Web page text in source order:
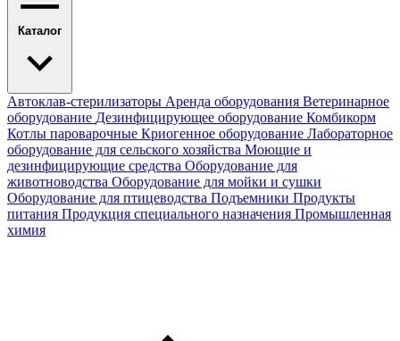
Каталог
Автоклав-стерилизаторы Аренда оборудования Ветеринарное
оборудование Дезинфицирующее оборудование Комбикорм
Котлы пароварочные Криогенное оборудование Лабораторное
оборудование для сельского хозяйства Моющие и
дезинфицирующие средства Оборудование для
животноводства Оборудование для мойки и сушки
Оборудование для птицеводства Подъемники Продукты
питания Продукция специального назначения Промышленная
химия